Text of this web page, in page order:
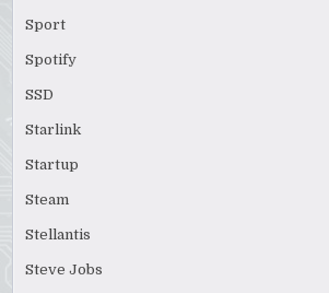
Sport
Spotify
SSD
Starlink
Startup
Steam
Stellantis
Steve Jobs